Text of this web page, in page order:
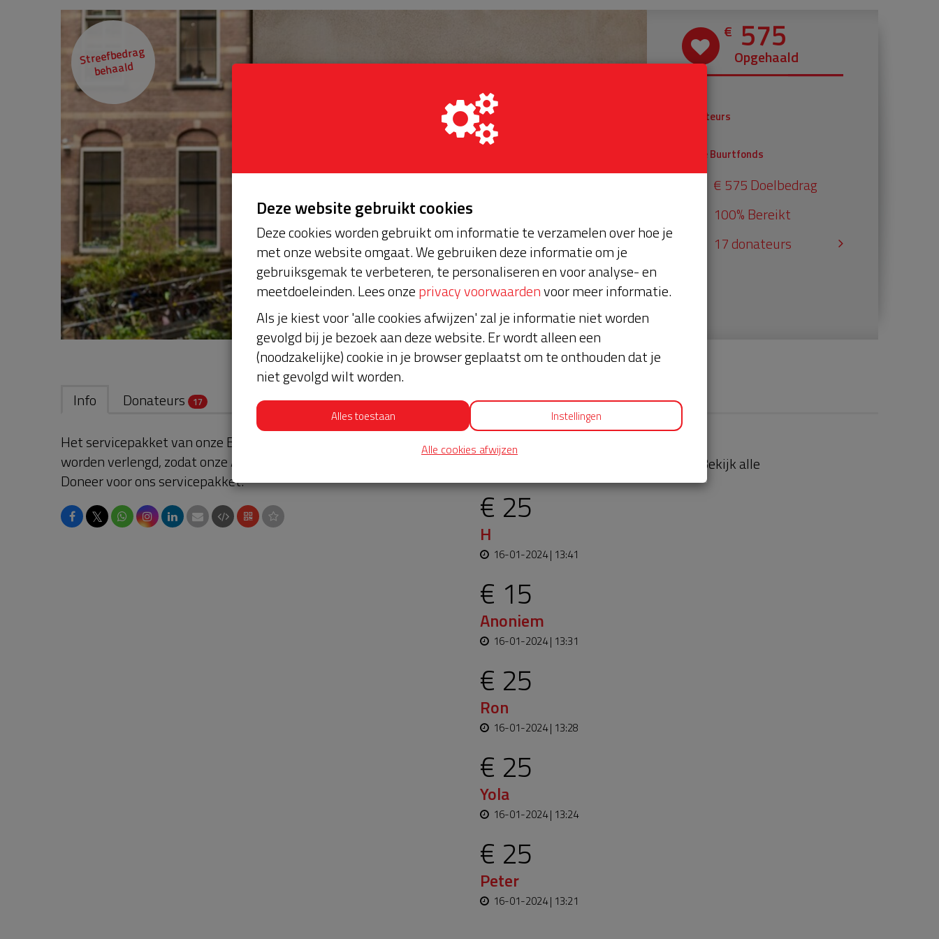
Streefbedrag
behaald
€ 575
Opgehaald
Donateurs
Univé Buurtfonds
€ 575 Doelbedrag
100% Bereikt
17 donateurs
Info Donateurs 17
Het servicepakket van onze BuurtAED verloopt bijna en moet
worden verlengd, zodat onze AED gebruiksklaar blijft. Help je mee?
Doneer voor ons servicepakket!
𝕏
Laatste donaties Bekijk alle
€ 25
H
16-01-2024 | 13:41
€ 15
Anoniem
16-01-2024 | 13:31
€ 25
Ron
16-01-2024 | 13:28
€ 25
Yola
16-01-2024 | 13:24
€ 25
Peter
16-01-2024 | 13:21
Deze website gebruikt cookies
Deze cookies worden gebruikt om informatie te verzamelen over hoe je
met onze website omgaat. We gebruiken deze informatie om je
gebruiksgemak te verbeteren, te personaliseren en voor analyse- en
meetdoeleinden. Lees onzeprivacy voorwaardenvoor meer informatie.
Als je kiest voor 'alle cookies afwijzen' zal je informatie niet worden
gevolgd bij je bezoek aan deze website. Er wordt alleen een
(noodzakelijke) cookie in je browser geplaatst om te onthouden dat je
niet gevolgd wilt worden.
Alles toestaan Instellingen
Alle cookies afwijzen